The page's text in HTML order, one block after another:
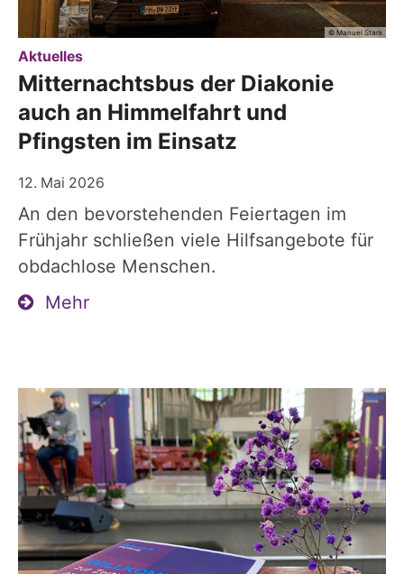
© Manuel Stark
Aktuelles:
Mitternachtsbus der Diakonie
auch an Himmelfahrt und
Pfingsten im Einsatz
12. Mai 2026
An den bevorstehenden Feiertagen im
Frühjahr schließen viele Hilfsangebote für
obdachlose Menschen.
Mehr